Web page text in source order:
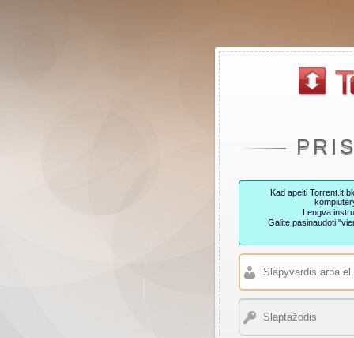
Kad apeiti Torrent.lt
Lengva
Galite pasinaudoti